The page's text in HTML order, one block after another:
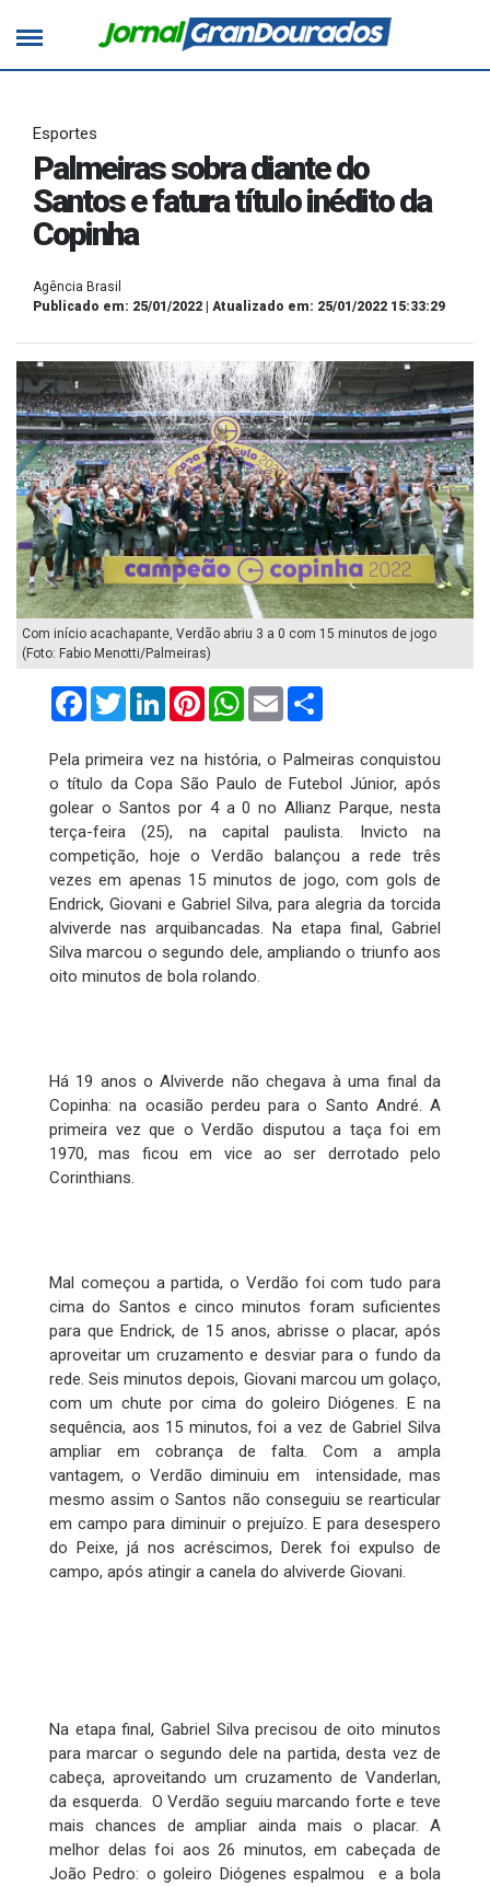
Esportes
Palmeiras sobra diante do
Santos e fatura título inédito da
Copinha
Agência Brasil
Publicado em: 25/01/2022 | Atualizado em: 25/01/2022 15:33:29
Com início acachapante, Verdão abriu 3 a 0 com 15 minutos de jogo
(Foto: Fabio Menotti/Palmeiras)
FacebookTwitterLinkedInPinterestWhatsApp
Email
Pela primeira vez na história, o Palmeiras conquistou
o título da Copa São Paulo de Futebol Júnior, após
golear o Santos por 4 a 0 no Allianz Parque, nesta
terça-feira (25), na capital paulista. Invicto na
competição, hoje o Verdão balançou a rede três
vezes em apenas 15 minutos de jogo, com gols de
Endrick, Giovani e Gabriel Silva, para alegria da torcida
alviverde nas arquibancadas. Na etapa final, Gabriel
Silva marcou o segundo dele, ampliando o triunfo aos
oito minutos de bola rolando.
Há 19 anos o Alviverde não chegava à uma final da
Copinha: na ocasião perdeu para o Santo André. A
primeira vez que o Verdão disputou a taça foi em
1970, mas ficou em vice ao ser derrotado pelo
Corinthians.
Mal começou a partida, o Verdão foi com tudo para
cima do Santos e cinco minutos foram suficientes
para que Endrick, de 15 anos, abrisse o placar, após
aproveitar um cruzamento e desviar para o fundo da
rede. Seis minutos depois, Giovani marcou um golaço,
com um chute por cima do goleiro Diógenes. E na
sequência, aos 15 minutos, foi a vez de Gabriel Silva
ampliar em cobrança de falta. Com a ampla
vantagem, o Verdão diminuiu em intensidade, mas
mesmo assim o Santos não conseguiu se rearticular
em campo para diminuir o prejuízo. E para desespero
do Peixe, já nos acréscimos, Derek foi expulso de
campo, após atingir a canela do alviverde Giovani.
Na etapa final, Gabriel Silva precisou de oito minutos
para marcar o segundo dele na partida, desta vez de
cabeça, aproveitando um cruzamento de Vanderlan,
da esquerda. O Verdão seguiu marcando forte e teve
mais chances de ampliar ainda mais o placar. A
melhor delas foi aos 26 minutos, em cabeçada de
João Pedro: o goleiro Diógenes espalmou e a bola